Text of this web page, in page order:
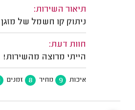
תיאור השירות:
ניתוק קו חשמל של מזגן
חוות דעת:
הייתי מרוצה מהשירות!
איכות 9 מחיר 8 זמנים